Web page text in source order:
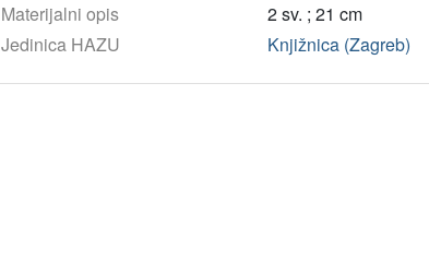
Materijalni opis
2 sv. ; 21 cm
Jedinica HAZU
Knjižnica (Zagreb)